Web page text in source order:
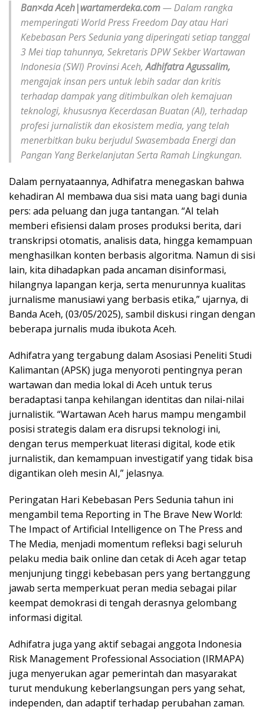
Ban×daAceh|wartamerdeka.com— Dalam rangka
memperingati World Press Freedom Day atau Hari
Kebebasan Pers Sedunia yang diperingati setiap tanggal
3 Mei tiap tahunnya, Sekretaris DPW Sekber Wartawan
Indonesia (SWI) Provinsi Aceh,Adhifatra Agussalim,
mengajak insan pers untuk lebih sadar dan kritis
terhadap dampak yang ditimbulkan oleh kemajuan
teknologi, khususnya Kecerdasan Buatan (AI), terhadap
profesi jurnalistik dan ekosistem media, yang telah
menerbitkan buku berjudul Swasembada Energi dan
Pangan Yang Berkelanjutan Serta Ramah Lingkungan.
Dalam pernyataannya, Adhifatra menegaskan bahwa
kehadiran AI membawa dua sisi mata uang bagi dunia
pers: ada peluang dan juga tantangan. “AI telah
memberi efisiensi dalam proses produksi berita, dari
transkripsi otomatis, analisis data, hingga kemampuan
menghasilkan konten berbasis algoritma. Namun di sisi
lain, kita dihadapkan pada ancaman disinformasi,
hilangnya lapangan kerja, serta menurunnya kualitas
jurnalisme manusiawi yang berbasis etika,” ujarnya, di
Banda Aceh, (03/05/2025), sambil diskusi ringan dengan
beberapa jurnalis muda ibukota Aceh.
Adhifatra yang tergabung dalam Asosiasi Peneliti Studi
Kalimantan (APSK) juga menyoroti pentingnya peran
wartawan dan media lokal di Aceh untuk terus
beradaptasi tanpa kehilangan identitas dan nilai-nilai
jurnalistik. “Wartawan Aceh harus mampu mengambil
posisi strategis dalam era disrupsi teknologi ini,
dengan terus memperkuat literasi digital, kode etik
jurnalistik, dan kemampuan investigatif yang tidak bisa
digantikan oleh mesin AI,” jelasnya.
Peringatan Hari Kebebasan Pers Sedunia tahun ini
mengambil tema Reporting in The Brave New World:
The Impact of Artificial Intelligence on The Press and
The Media, menjadi momentum refleksi bagi seluruh
pelaku media baik online dan cetak di Aceh agar tetap
menjunjung tinggi kebebasan pers yang bertanggung
jawab serta memperkuat peran media sebagai pilar
keempat demokrasi di tengah derasnya gelombang
informasi digital.
Adhifatra juga yang aktif sebagai anggota Indonesia
Risk Management Professional Association (IRMAPA)
juga menyerukan agar pemerintah dan masyarakat
turut mendukung keberlangsungan pers yang sehat,
independen, dan adaptif terhadap perubahan zaman.